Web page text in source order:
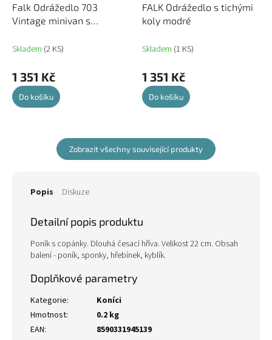
Falk Odrážedlo 703
Vintage minivan s
volantem s klaksonem
Skladem (2 KS)
1 351 Kč
Do košíku
FALK Odrážedlo s tichými
koly modré
Skladem (1 KS)
1 351 Kč
Do košíku
Zobrazit všechny související produkty
Popis Diskuze
Detailní popis produktu
Poník s copánky. Dlouhá česací hříva. Velikost 22 cm. Obsah
balení - poník, sponky, hřebínek, kyblík.
Doplňkové parametry
Kategorie:
Koníci
Hmotnost:
0.2 kg
EAN:
8590331945139